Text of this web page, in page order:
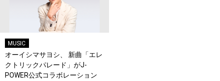
MUSIC
オーイシマサヨシ、 新曲「エレ
クトリックパレード」がJ-
POWER公式コラボレーション